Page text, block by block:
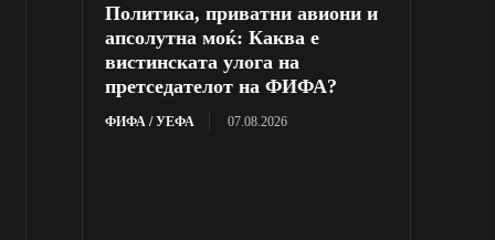
Политика, приватни авиони и
апсолутна моќ: Каква е
вистинската улога на
претседателот на ФИФА?
ФИФА / УЕФА 07.08.2026